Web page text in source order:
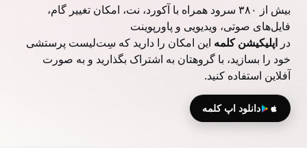
بیش از ۳۸۰ سرود همراه با آکورد، نت، امکان تغییر گام،
فایل‌های صوتی، ویدیویی و پاورپوینت
در اپلیکیشن کلمه این امکان را دارید که سِت‌لیست پرستشی
خود را بسازید، با گروهتان به اشتراک بگذارید و به صورت
آفلاین استفاده کنید.
دانلود اپ کلمه